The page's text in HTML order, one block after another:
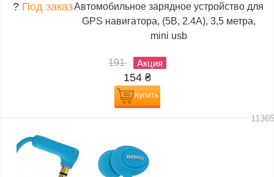
? Под заказАвтомобильное зарядное устройство для
GPS навигатора, (5В, 2.4А), 3,5 метра,
mini usb
191 Акция
154 ₴
Купить